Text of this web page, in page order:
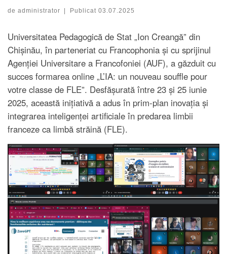
de administrator Publicat 03.07.2025
Universitatea Pedagogică de Stat „Ion Creangă” din
Chișinău, în parteneriat cu Francophonia și cu sprijinul
Agenției Universitare a Francofoniei (AUF), a găzduit cu
succes formarea online „L’IA: un nouveau souffle pour
votre classe de FLE”. Desfășurată între 23 și 25 iunie
2025, această inițiativă a adus în prim-plan inovația și
integrarea inteligenței artificiale în predarea limbii
franceze ca limbă străină (FLE).